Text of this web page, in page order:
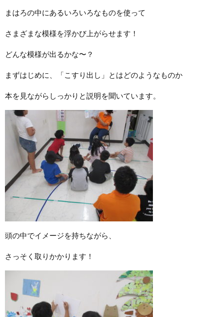
まはろの中にあるいろいろなものを使って
さまざまな模様を浮かび上がらせます！
どんな模様が出るかな〜？
まずはじめに、「こすり出し」とはどのようなものか
本を見ながらしっかりと説明を聞いています。
頭の中でイメージを持ちながら、
さっそく取りかかります！